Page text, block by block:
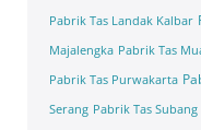
Pabrik Tas Landak Kalbar
Majalengka Pabrik Tas
Pabrik Tas Purwakarta
Serang Pabrik Tas Subang